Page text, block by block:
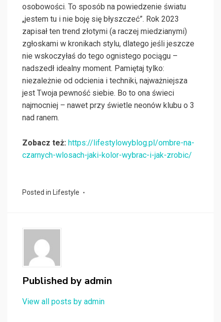
osobowości. To sposób na powiedzenie światu
„jestem tu i nie boję się błyszczeć”. Rok 2023
zapisał ten trend złotymi (a raczej miedzianymi)
zgłoskami w kronikach stylu, dlatego jeśli jeszcze
nie wskoczyłaś do tego ognistego pociągu –
nadszedł idealny moment. Pamiętaj tylko:
niezależnie od odcienia i techniki, najważniejsza
jest Twoja pewność siebie. Bo to ona świeci
najmocniej – nawet przy świetle neonów klubu o 3
nad ranem.
Zobacz też: https://lifestylowyblog.pl/ombre-na-
czarnych-wlosach-jaki-kolor-wybrac-i-jak-zrobic/
Posted in Lifestyle
Published by admin
View all posts by admin